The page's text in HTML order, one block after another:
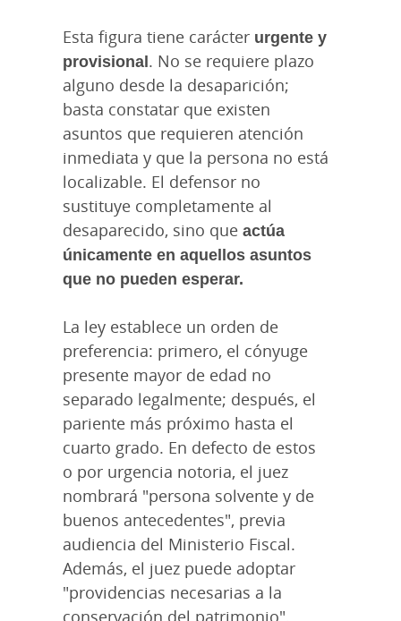
Esta figura tiene carácter urgente y
provisional. No se requiere plazo
alguno desde la desaparición;
basta constatar que existen
asuntos que requieren atención
inmediata y que la persona no está
localizable. El defensor no
sustituye completamente al
desaparecido, sino que actúa
únicamente en aquellos asuntos
que no pueden esperar.
La ley establece un orden de
preferencia: primero, el cónyuge
presente mayor de edad no
separado legalmente; después, el
pariente más próximo hasta el
cuarto grado. En defecto de estos
o por urgencia notoria, el juez
nombrará "persona solvente y de
buenos antecedentes", previa
audiencia del Ministerio Fiscal.
Además, el juez puede adoptar
"providencias necesarias a la
conservación del patrimonio".